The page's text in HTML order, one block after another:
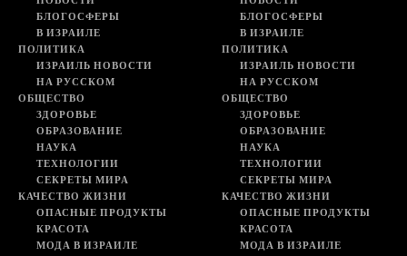
БЛОГОСФЕРЫ
В ИЗРАИЛЕ
ПОЛИТИКА
ИЗРАИЛЬ НОВОСТИ
НА РУССКОМ
ОБЩЕСТВО
ЗДОРОВЬЕ
ОБРАЗОВАНИЕ
НАУКА
ТЕХНОЛОГИИ
СЕКРЕТЫ МИРА
КАЧЕСТВО ЖИЗНИ
ОПАСНЫЕ ПРОДУКТЫ
КРАСОТА
МОДА В ИЗРАИЛЕ
БЛОГОСФЕРЫ
В ИЗРАИЛЕ
ПОЛИТИКА
ИЗРАИЛЬ НОВОСТИ
НА РУССКОМ
ОБЩЕСТВО
ЗДОРОВЬЕ
ОБРАЗОВАНИЕ
НАУКА
ТЕХНОЛОГИИ
СЕКРЕТЫ МИРА
КАЧЕСТВО ЖИЗНИ
ОПАСНЫЕ ПРОДУКТЫ
КРАСОТА
МОДА В ИЗРАИЛЕ